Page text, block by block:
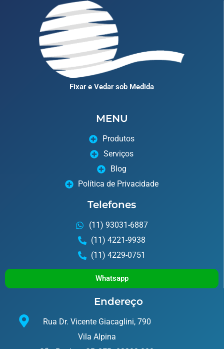
Fixar e Vedar sob Medida
MENU
Produtos
Serviços
Blog
Política de Privacidade
Telefones
(11) 93031-6887
(11) 4221-9938
(11) 4229-0751
Whatsapp
Endereço
Rua Dr. Vicente Giacaglini, 790
Vila Alpina